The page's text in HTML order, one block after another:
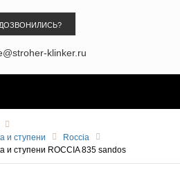
klinker.ru
и ступени
Roccia
и ступени ROCCIA 835 sandos